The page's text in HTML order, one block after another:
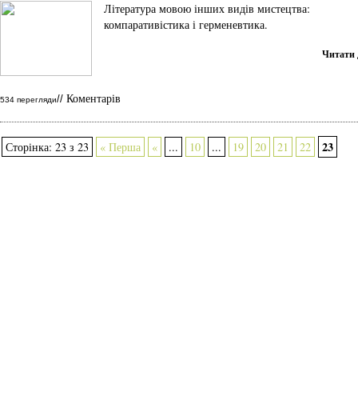
Література мовою інших видів мистецтва:
компаративістика і герменевтика.
Читати
534 перегляди// Коментарів
Сторінка: 23 з 23 « Перша « ... 10 ... 19 20 21 22 23